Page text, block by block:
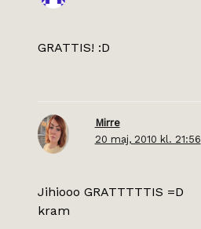
GRATTIS! :D
Mirre
20 maj, 2010 kl. 21:56
Jihiooo GRATTTTTIS =D
kram